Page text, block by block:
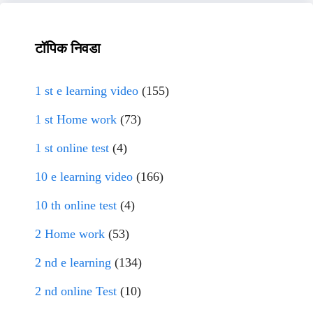
टॉपिक निवडा
1 st e learning video (155)
1 st Home work (73)
1 st online test (4)
10 e learning video (166)
10 th online test (4)
2 Home work (53)
2 nd e learning (134)
2 nd online Test (10)